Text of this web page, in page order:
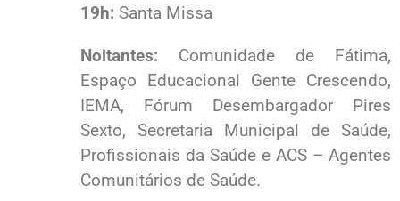
19h: Santa Missa
Noitantes: Comunidade de Fátima,
Espaço Educacional Gente Crescendo,
IEMA, Fórum Desembargador Pires
Sexto, Secretaria Municipal de Saúde,
Profissionais da Saúde e ACS – Agentes
Comunitários de Saúde.